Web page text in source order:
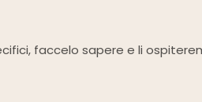
faccelo sapere e li